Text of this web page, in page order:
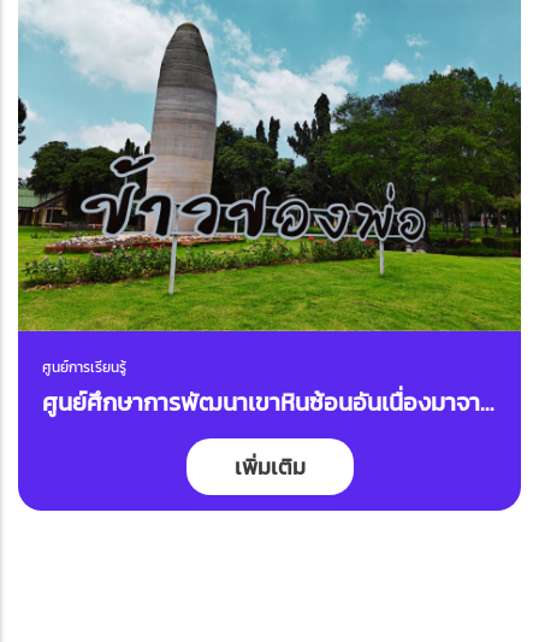
ศูนย์การเรียนรู้
ศูนย์ศึกษาการพัฒนาเขาหินซ้อนอันเนื่องมาจาก
เพิ่มเติม